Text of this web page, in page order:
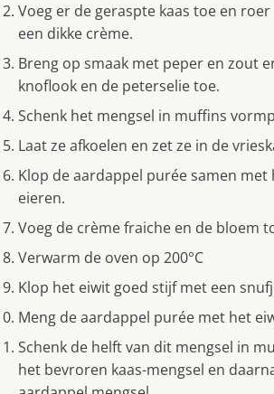
Voeg er de geraspte kaas toe en
een dikke crème.
Breng op smaak met peper en zout
knoflook en de peterselie toe.
Schenk het mengsel in muffins
Laat ze afkoelen en zet ze in de
Klop de aardappel purée samen met
eieren.
Voeg de crème fraiche en de bloem
Verwarm de oven op 200°C
Klop het eiwit goed stijf met een
Meng de aardappel purée met het
Schenk de helft van dit mengsel in
het bevroren kaas-mengsel en